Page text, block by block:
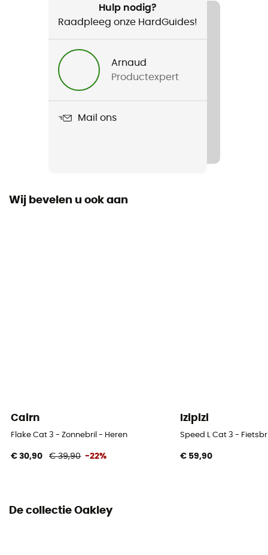
Wandelen / Dagelijks Leven
Heren / Dames
Technologie
Hulp nodig?
Raadpleeg onze HardGuides!
Arnaud
Productexpert
Mail ons
Wij bevelen u ook aan
Cairn
Flake Cat 3 - Zonnebril - Heren
€ 30,90 € 39,90 -22%
Izipizi
Speed L Cat 3 -
€ 59,90
De collectie Oakley